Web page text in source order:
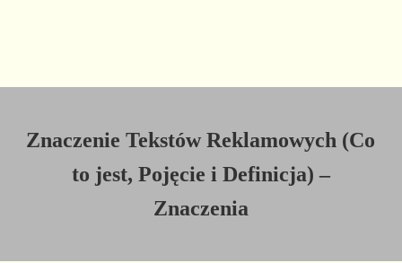
Znaczenie Tekstów Reklamowych (Co
to jest, Pojęcie i Definicja) –
Znaczenia